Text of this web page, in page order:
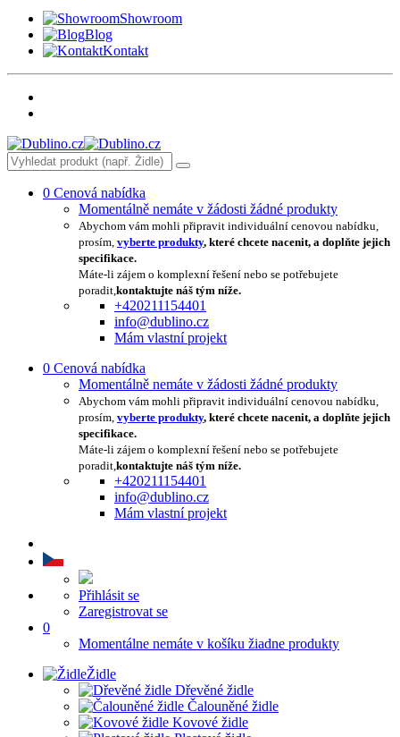
Showroom
Blog
Kontakt
0 Cenová nabídka
Momentálně nemáte v žádosti žádné produkty
Abychom vám mohli připravit individuální cenovou nabídku,
prosím, vyberte produkty, které chcete nacenit, a doplňte jejich
specifikace.
Máte-li zájem o komplexní řešení nebo se potřebujete
poradit,kontaktujte náš tým níže.
+420211154401
info@dublino.cz
Mám vlastní projekt
0 Cenová nabídka
Momentálně nemáte v žádosti žádné produkty
Abychom vám mohli připravit individuální cenovou nabídku,
prosím, vyberte produkty, které chcete nacenit, a doplňte jejich
specifikace.
Máte-li zájem o komplexní řešení nebo se potřebujete
poradit,kontaktujte náš tým níže.
+420211154401
info@dublino.cz
Mám vlastní projekt
Přihlásit se
Zaregistrovat se
0
Momentálne nemáte v košíku žiadne produkty
Židle
Dřevěné židle
Čalouněné židle
Kovové židle